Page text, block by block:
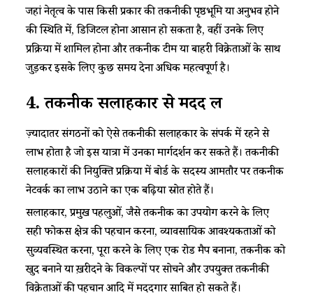
जहां नेतृत्व के पास किसी प्रकार की तकनीकी पृष्ठभूमि या अनुभव होने
की स्थिति में, डिजिटल होना आसान हो सकता है, वहीं उनके लिए
प्रक्रिया में शामिल होना और तकनीक टीम या बाहरी विक्रेताओं के साथ
जुड़कर इसके लिए कुछ समय देना अधिक महत्वपूर्ण है।
4.तकनीक सलाहकार से मदद लें
ज़्यादातर संगठनों को ऐसे तकनीकी सलाहकार के संपर्क में रहने से
लाभ होता है जो इस यात्रा में उनका मार्गदर्शन कर सकते हैं। तकनीकी
सलाहकारों की नियुक्ति प्रक्रिया में बोर्ड के सदस्य आमतौर पर तकनीक
नेटवर्क का लाभ उठाने का एक बढ़िया स्रोत होते हैं।
सलाहकार, प्रमुख पहलुओं, जैसे तकनीक का उपयोग करने के लिए
सही फोकस क्षेत्र की पहचान करना, व्यावसायिक आवश्यकताओं को
सुव्यवस्थित करना, पूरा करने के लिए एक रोड मैप बनाना, तकनीक को
खुद बनाने या ख़रीदने के विकल्पों पर सोचने और उपयुक्त तकनीकी
विक्रेताओं की पहचान आदि में मददगार साबित हो सकते हैं।